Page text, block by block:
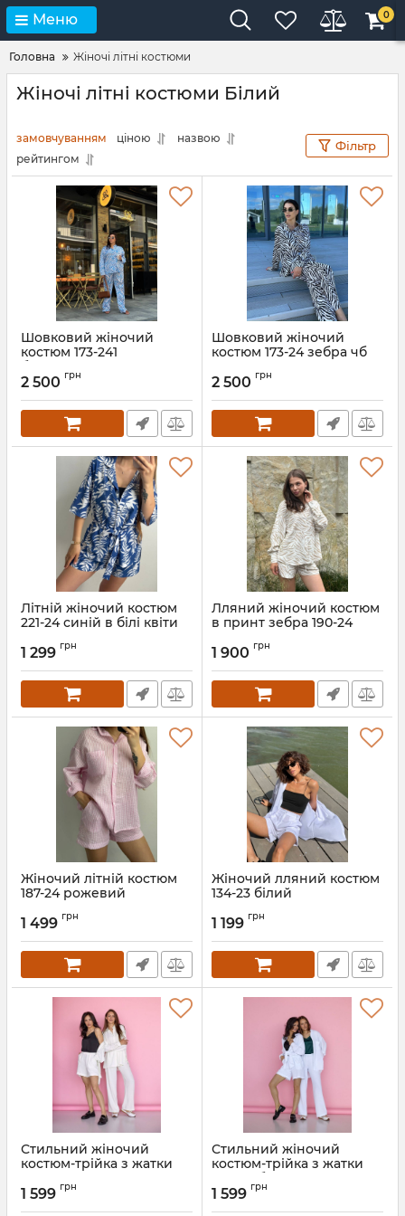
Меню 0
Головна Жіночі літні костюми
Жіночі літні костюми Білий
замовчуванням ціною
назвою
рейтингом
Фільтр
Шовковий жіночий
костюм 173-241
блакитний
Артикул: 173-241-blakitnyi-XS
2 500 грн
Шовковий жіночий
костюм 173-24 зебра чб
2 500 грн
Літній жіночий костюм
221-24 синій в білі квіти
1 299 грн
Лляний жіночий костюм
в принт зебра 190-24
1 900 грн
Жіночий літній костюм
187-24 рожевий
1 499 грн
Жіночий лляний костюм
134-23 білий
1 199 грн
Стильний жіночий
костюм-трійка з жатки
Артикул:
1 599 грн
Стильний жіночий
костюм-трійка з жатки
085-22 білий
Артикул:
1 599 грн